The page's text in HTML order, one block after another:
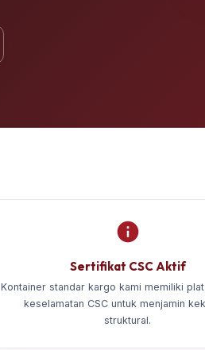
Sertifikat CSC Aktif
Kontainer standar kargo kami memiliki
keselamatan CSC untuk menjamin
struktural.